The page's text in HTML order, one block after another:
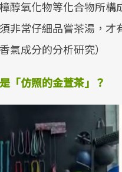
醇氧化物等化合物所
非常仔細品嘗茶湯，
氣成分的分析研究）
「仿照的金萱茶」？